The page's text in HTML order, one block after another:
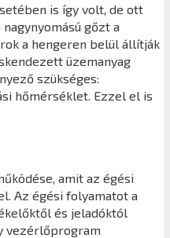
is így volt, de ott
gőzt a
a hengeren belül állítják
üzemanyag
szükséges:
hőmérséklet. Ezzel el is
amit az égési
Az égési folyamatot a
és jeladóktól
vezérlőprogram